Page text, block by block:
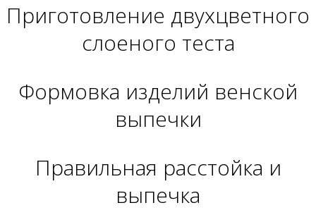
Приготовление двухцветного
слоеного теста
Формовка изделий венской
выпечки
Правильная расстойка и
выпечка